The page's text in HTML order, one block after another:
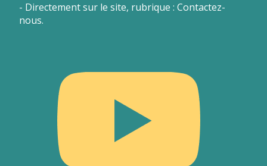
- Directement sur le site, rubrique : Contactez-
nous.